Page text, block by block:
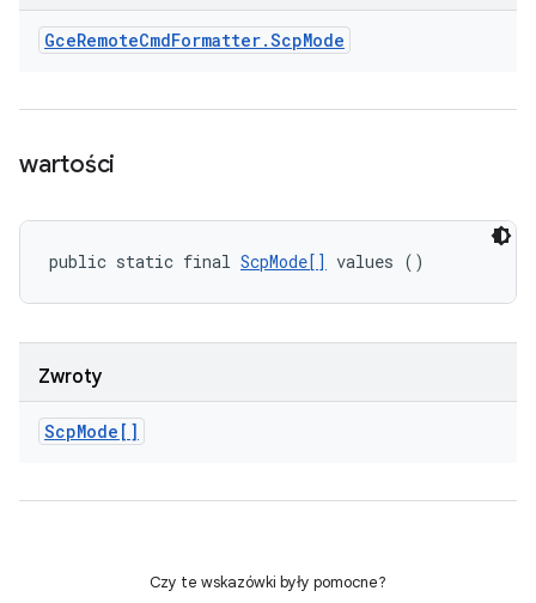
GceRemoteCmdFormatter.ScpMode
wartości
public static final ScpMode[] values ()
Zwroty
ScpMode[]
Czy te wskazówki były pomocne?